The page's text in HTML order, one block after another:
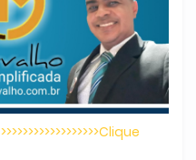
>>>>>>>>>>>>>>>>>>Clique